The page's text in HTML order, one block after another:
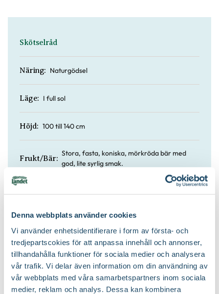
Denna webbplats använder cookies
Vi använder enhetsidentifierare i form av första- och
tredjepartscokies för att anpassa innehåll och annonser,
tillhandahålla funktioner för sociala medier och analysera
vår trafik. Vi delar även information om din användning av
vår webbplats med våra samarbetspartners inom sociala
medier, reklam och analys. Dessa kan kombinera
Skötselråd
Näring: Naturgödsel
Läge: I full sol
Höjd: 100 till 140 cm
Frukt/Bär:
Stora, fasta, koniska, mörkröda bär med
god, lite syrlig smak.
Fruktkött smak: Något syrlig
Mognadtid: Augusti och september
Frukt förvaring: Ingen förvaring/äts direkt